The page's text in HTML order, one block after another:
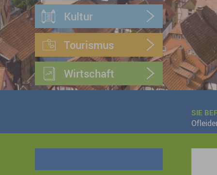
Kultur
Tourismus
Wirtschaft
SIE